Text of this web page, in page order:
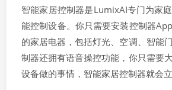
智能家居控制器是LumixAI专门为家
能控制设备。你只需要安装控制器
的家居电器，包括灯光、空调、智能
制器还拥有语音操控功能，你只需要
设备做的事情，智能家居控制器就会